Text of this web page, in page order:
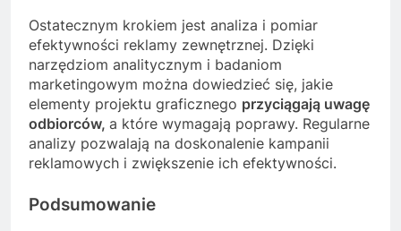
Ostatecznym krokiem jest analiza i pomiar
efektywności reklamy zewnętrznej. Dzięki
narzędziom analitycznym i badaniom
marketingowym można dowiedzieć się, jakie
elementy projektu graficznego przyciągają uwagę
odbiorców, a które wymagają poprawy. Regularne
analizy pozwalają na doskonalenie kampanii
reklamowych i zwiększenie ich efektywności.
Podsumowanie